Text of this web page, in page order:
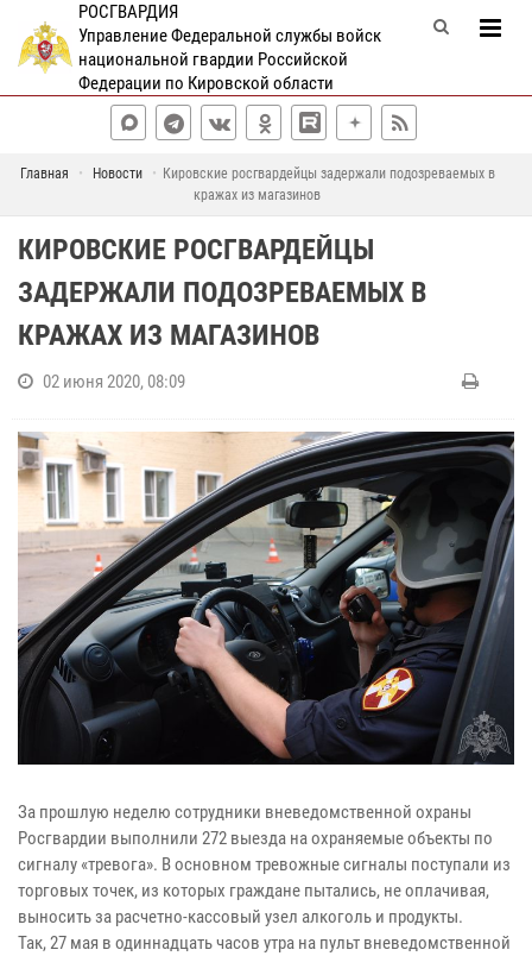
РОСГВАРДИЯ
Управление Федеральной службы войск
национальной гвардии Российской
Федерации по Кировской области
Главная Новости
Кировские росгвардейцы задержали подозреваемых в
кражах из магазинов
КИРОВСКИЕ РОСГВАРДЕЙЦЫ
ЗАДЕРЖАЛИ ПОДОЗРЕВАЕМЫХ В
КРАЖАХ ИЗ МАГАЗИНОВ
02 июня 2020, 08:09
За прошлую неделю сотрудники вневедомственной охраны
Росгвардии выполнили 272 выезда на охраняемые объекты по
сигналу «тревога». В основном тревожные сигналы поступали из
торговых точек, из которых граждане пытались, не оплачивая,
выносить за расчетно-кассовый узел алкоголь и продукты.
Так, 27 мая в одиннадцать часов утра на пульт вневедомственной